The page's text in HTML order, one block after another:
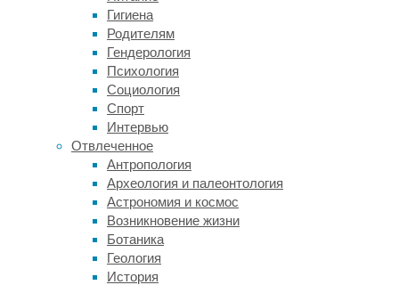
Гигиена
Родителям
Гендерология
Психология
Социология
Спорт
Интервью
Отвлеченное
Антропология
Археология и палеонтология
Астрономия и космос
Возникновение жизни
Ботаника
Геология
История
подходящий
для
его
задач.
При
этом
стоимость
услуг
на
порядок
ниже
оплаты
аналоговой
телефонии.